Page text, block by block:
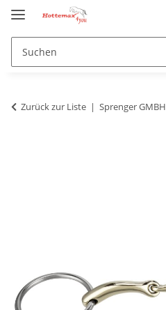
Zurück zur Liste Sprenger GMBH